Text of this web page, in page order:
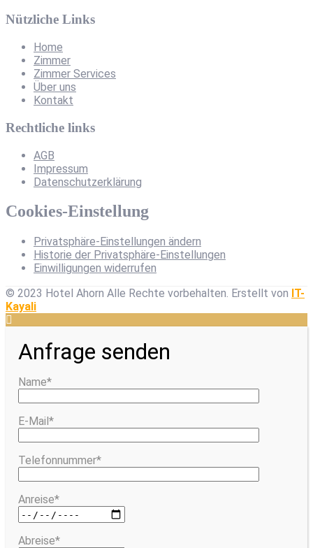
Nützliche Links
Home
Zimmer
Zimmer Services
Über uns
Kontakt
Rechtliche links
AGB
Impressum
Datenschutzerklärung
Cookies-Einstellung
Privatsphäre-Einstellungen ändern
Historie der Privatsphäre-Einstellungen
Einwilligungen widerrufen
© 2023 Hotel Ahorn Alle Rechte vorbehalten. Erstellt von IT-
Kayali
Anfrage senden
Name*
E-Mail*
Telefonnummer*
Anreise*
Abreise*